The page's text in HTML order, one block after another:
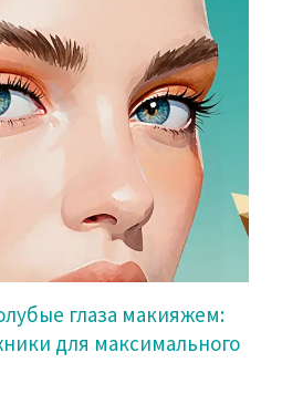
глаза макияжем:
для максимального